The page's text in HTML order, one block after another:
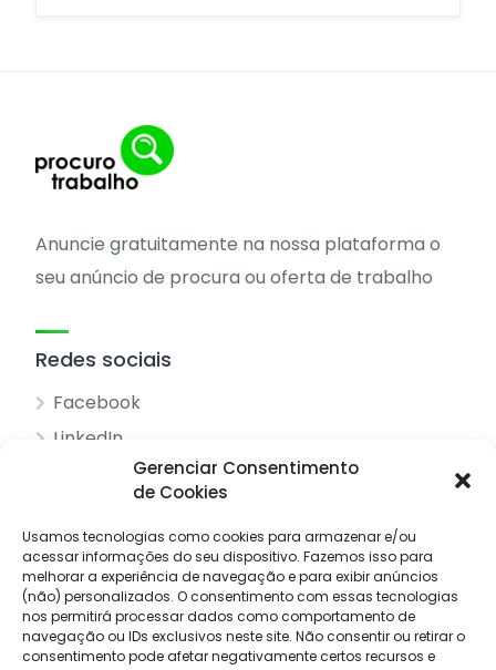
Gerenciar Consentimento
de Cookies
Usamos tecnologias como cookies para armazenar e/ou
acessar informações do seu dispositivo. Fazemos isso para
melhorar a experiência de navegação e para exibir anúncios
(não) personalizados. O consentimento com essas tecnologias
nos permitirá processar dados como comportamento de
navegação ou IDs exclusivos neste site. Não consentir ou retirar o
consentimento pode afetar negativamente certos recursos e
Anuncie gratuitamente na nossa plataforma o
seu anúncio de procura ou oferta de trabalho
Redes sociais
Facebook
LinkedIn
Sobre nós
Pesquisar anúncios
Contacto